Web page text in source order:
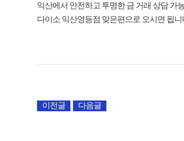
익산에서 안전하고 투명한 금 거래 상담 가
다이소 익산영등점 맞은편으로 오시면 됩니
이전글 다음글